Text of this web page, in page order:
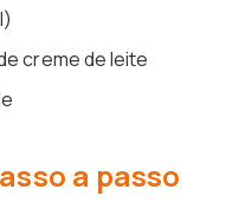
creme de leite
a passo